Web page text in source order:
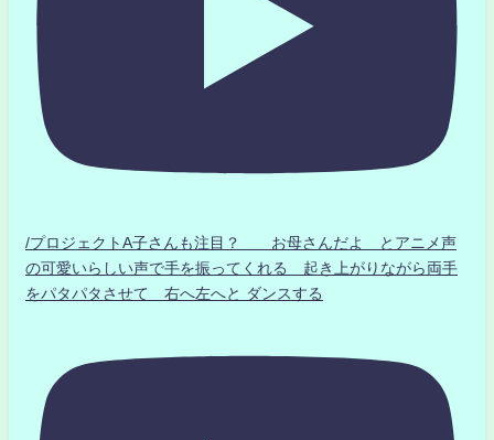
/プロジェクトA子さんも注目？ お母さんだよ とアニメ声
の可愛いらしい声で手を振ってくれる 起き上がりながら両手
をパタパタさせて 右へ左へと ダンスする